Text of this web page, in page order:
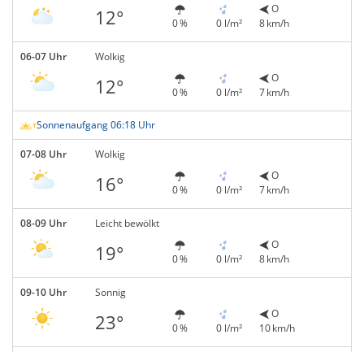
12° 0 % 0 l/m²
O
8 km/h
06-07 Uhr Wolkig
12° 0 % 0 l/m²
O
7 km/h
Sonnenaufgang 06:18 Uhr
07-08 Uhr Wolkig
16° 0 % 0 l/m²
O
7 km/h
08-09 Uhr Leicht bewölkt
19° 0 % 0 l/m²
O
8 km/h
09-10 Uhr Sonnig
23° 0 % 0 l/m²
O
10 km/h